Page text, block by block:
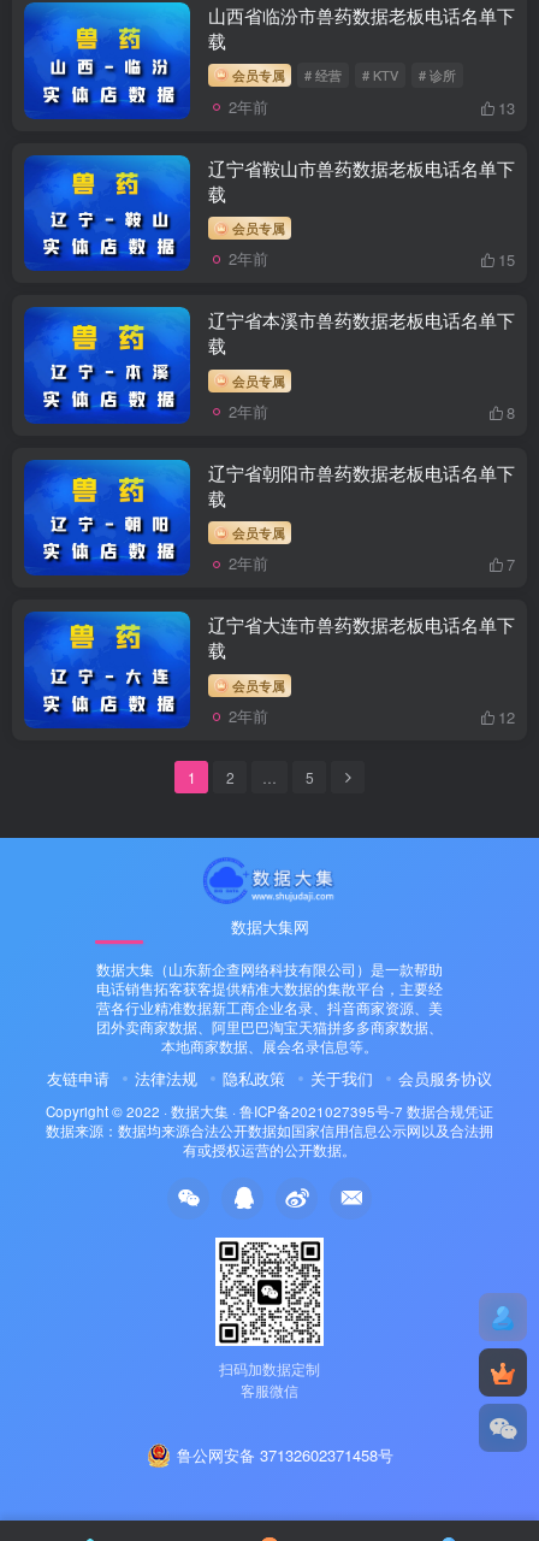
山西省临汾市兽药数据老板电话名单下
载
会员专属 # 经营 # KTV # 诊所
2年前 13
辽宁省鞍山市兽药数据老板电话名单下
载
会员专属
2年前 15
辽宁省本溪市兽药数据老板电话名单下
载
会员专属
2年前 8
辽宁省朝阳市兽药数据老板电话名单下
载
会员专属
2年前 7
辽宁省大连市兽药数据老板电话名单下
载
会员专属
2年前 12
1 2 5
数据大集网
数据大集（山东新企查网络科技有限公司）是一款帮助
电话销售拓客获客提供精准大数据的集散平台，主要经
营各行业精准数据新工商企业名录、抖音商家资源、美
团外卖商家数据、阿里巴巴淘宝天猫拼多多商家数据、
本地商家数据、展会名录信息等。
友链申请 法律法规 隐私政策 关于我们 会员服务协议
Copyright © 2022 · 数据大集 · 鲁ICP备2021027395号-7 数据合规凭证
数据来源：数据均来源合法公开数据如国家信用信息公示网以及合法拥
有或授权运营的公开数据。
扫码加数据定制
客服微信
鲁公网安备 37132602371458号